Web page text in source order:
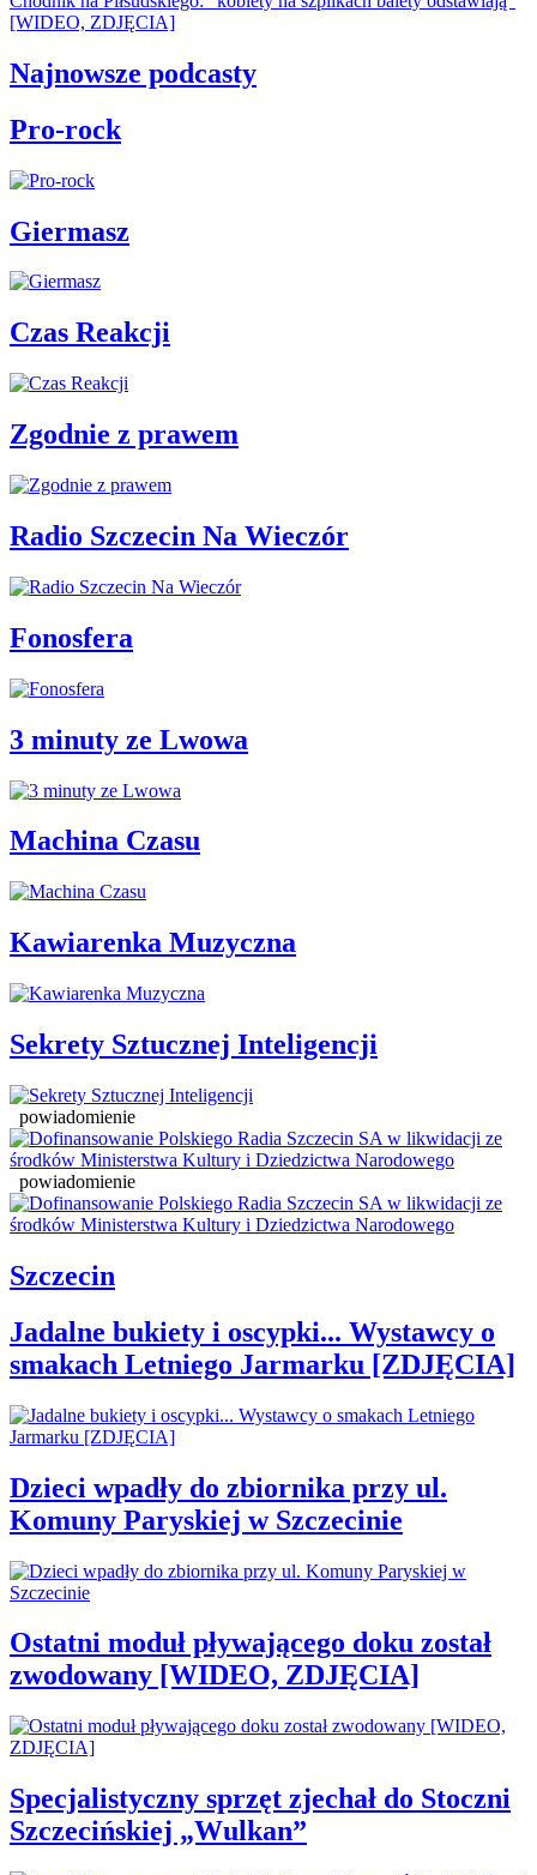
[WIDEO, ZDJĘCIA]
Najnowsze podcasty
Pro-rock
Giermasz
Czas Reakcji
Zgodnie z prawem
Radio Szczecin Na Wieczór
Fonosfera
3 minuty ze Lwowa
Machina Czasu
Kawiarenka Muzyczna
Sekrety Sztucznej Inteligencji
powiadomienie
powiadomienie
Szczecin
Jadalne bukiety i oscypki... Wystawcy o
smakach Letniego Jarmarku [ZDJĘCIA]
Dzieci wpadły do zbiornika przy ul.
Komuny Paryskiej w Szczecinie
Ostatni moduł pływającego doku został
zwodowany [WIDEO, ZDJĘCIA]
Specjalistyczny sprzęt zjechał do Stoczni
Szczecińskiej „Wulkan”